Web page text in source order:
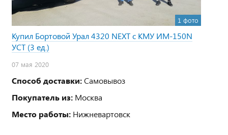
1 фото
Купил Бортовой Урал 4320 NEXT с КМУ ИМ-150N
УСТ (3 ед.)
07 мая 2020
Способ доставки:Самовывоз
Покупатель из: Москва
Место работы: Нижневартовск